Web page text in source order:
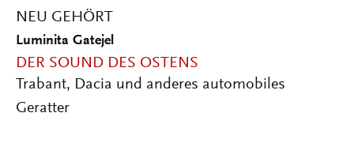
NEU GEHÖRT
Luminita Gatejel
DER SOUND DES OSTENS
Trabant, Dacia und anderes automobiles
Geratter